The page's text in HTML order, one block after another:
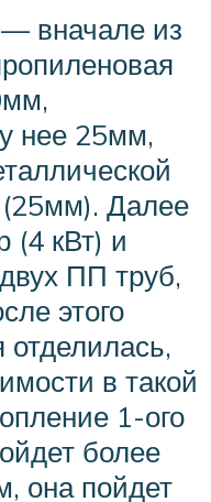
вначале из
нее 25мм,
Далее
(4 кВт) и
ПП труб,
этого
отделилась,
в такой
1-ого
более
она пойдет